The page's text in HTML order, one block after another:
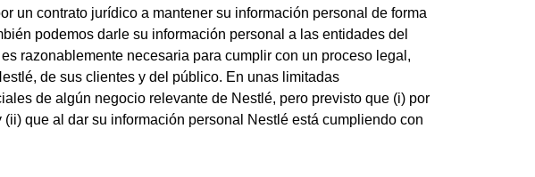
un contrato jurídico a mantener su información personal de forma
podemos darle su información personal a las entidades del
razonablemente necesaria para cumplir con un proceso legal,
de sus clientes y del público. En unas limitadas
de algún negocio relevante de Nestlé, pero previsto que (i) por
que al dar su información personal Nestlé está cumpliendo con